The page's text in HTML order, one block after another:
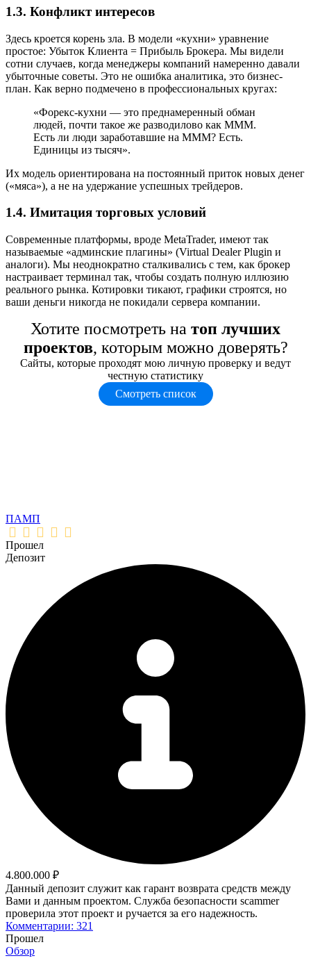
1.3. Конфликт интересов
Здесь кроется корень зла. В модели «кухни» уравнение
простое: Убыток Клиента = Прибыль Брокера. Мы видели
сотни случаев, когда менеджеры компаний намеренно давали
убыточные советы. Это не ошибка аналитика, это бизнес-
план. Как верно подмечено в профессиональных кругах:
«Форекс-кухни — это преднамеренный обман
людей, почти такое же разводилово как МММ.
Есть ли люди заработавшие на МММ? Есть.
Единицы из тысяч».
Их модель ориентирована на постоянный приток новых денег
(«мяса»), а не на удержание успешных трейдеров.
1.4. Имитация торговых условий
Современные платформы, вроде MetaTrader, имеют так
называемые «админские плагины» (Virtual Dealer Plugin и
аналоги). Мы неоднократно сталкивались с тем, как брокер
настраивает терминал так, чтобы создать полную иллюзию
реального рынка. Котировки тикают, графики строятся, но
ваши деньги никогда не покидали сервера компании.
Хотите посмотреть на топ лучших
проектов, которым можно доверять?
Сайты, которые проходят мою личную проверку и ведут
честную статистику
Смотреть список
ПАМП
Прошел
Депозит
4.800.000 ₽
Данный депозит служит как гарант возврата средств между
Вами и данным проектом. Служба безопасности scammer
проверила этот проект и ручается за его надежность.
Комментарии: 321
Прошел
Обзор